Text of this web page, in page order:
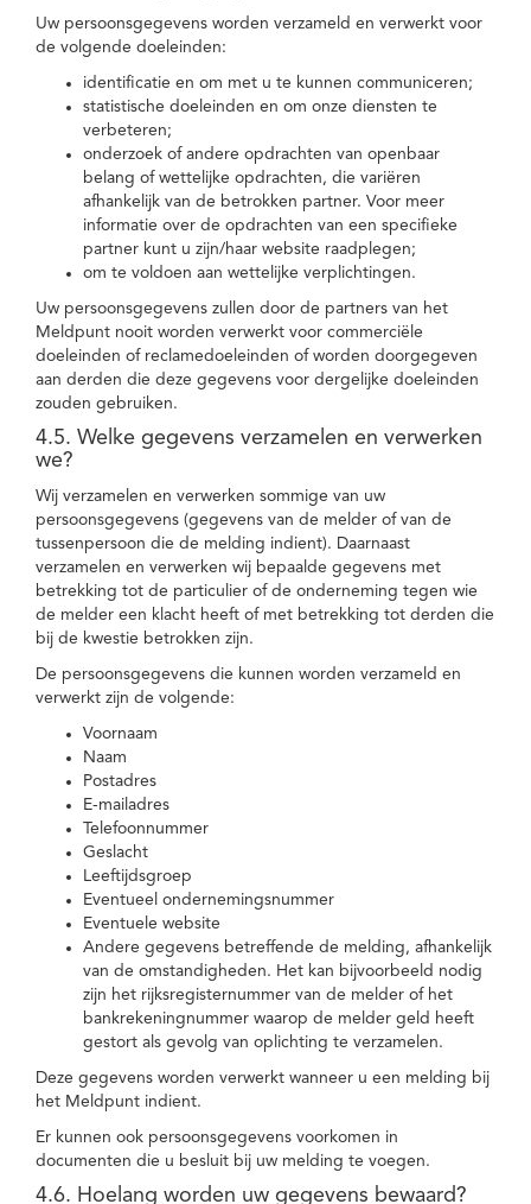
Uw persoonsgegevens worden verzameld en verwerkt voor
de volgende doeleinden:
identificatie en om met u te kunnen communiceren;
statistische doeleinden en om onze diensten te
verbeteren;
onderzoek of andere opdrachten van openbaar
belang of wettelijke opdrachten, die variëren
afhankelijk van de betrokken partner. Voor meer
informatie over de opdrachten van een specifieke
partner kunt u zijn/haar website raadplegen;
om te voldoen aan wettelijke verplichtingen.
Uw persoonsgegevens zullen door de partners van het
Meldpunt nooit worden verwerkt voor commerciële
doeleinden of reclamedoeleinden of worden doorgegeven
aan derden die deze gegevens voor dergelijke doeleinden
zouden gebruiken.
4.5. Welke gegevens verzamelen en verwerken
we?
Wij verzamelen en verwerken sommige van uw
persoonsgegevens (gegevens van de melder of van de
tussenpersoon die de melding indient). Daarnaast
verzamelen en verwerken wij bepaalde gegevens met
betrekking tot de particulier of de onderneming tegen wie
de melder een klacht heeft of met betrekking tot derden die
bij de kwestie betrokken zijn.
De persoonsgegevens die kunnen worden verzameld en
verwerkt zijn de volgende:
Voornaam
Naam
Postadres
E-mailadres
Telefoonnummer
Geslacht
Leeftijdsgroep
Eventueel ondernemingsnummer
Eventuele website
Andere gegevens betreffende de melding, afhankelijk
van de omstandigheden. Het kan bijvoorbeeld nodig
zijn het rijksregisternummer van de melder of het
bankrekeningnummer waarop de melder geld heeft
gestort als gevolg van oplichting te verzamelen.
Deze gegevens worden verwerkt wanneer u een melding bij
het Meldpunt indient.
Er kunnen ook persoonsgegevens voorkomen in
documenten die u besluit bij uw melding te voegen.
4.6. Hoelang worden uw gegevens bewaard?